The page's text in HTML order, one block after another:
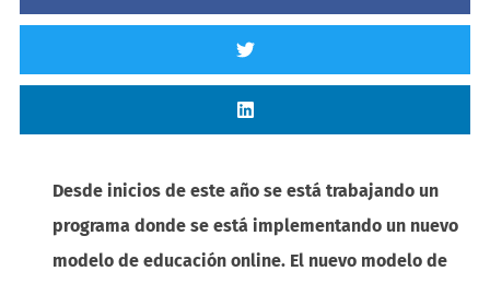
Desde inicios de este año se está trabajando un
programa donde se está implementando un nuevo
modelo de educación online. El nuevo modelo de